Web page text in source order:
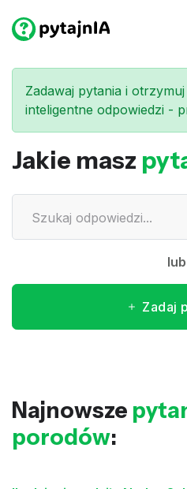
Zadawaj pytania i
inteligentne odpowiedzi -
Jakie masz
lub
Zadaj
Najnowsze
porodów: